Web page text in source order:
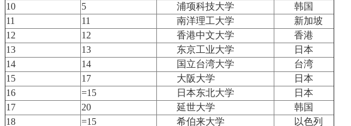
10
5 浦项科技大学
韩国
11
11 南洋理工大学
新加坡
12
12 香港中文大学
香港
13
13 东京工业大学
日本
14
14 国立台湾大学
台湾
15
17 大阪大学
日本
16
=15 日本东北大学
日本
17
20 延世大学
韩国
18
=15 希伯来大学
以色列